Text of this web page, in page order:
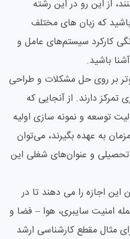
از این رو در این رشته
که زبان های مختلف
کارکرد سیستم‌های عامل و
باشید.
بر روی حل مشکلات و طراحی
دارند. از آنجایی که
توسعه و نمونه سازی اولیه
به عهده بگیرند، می‌توان
و عنوان‌های شغلی این
اجازه را می دهند تا در
امنیت سایبری، هوا – فضا و
مثال مقطع کارشناسی ارشد